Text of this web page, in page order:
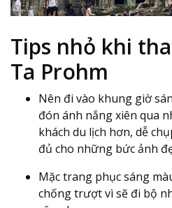
Tips nhỏ khi
Ta Prohm
Nên đi vào khung giờ
đón ánh nắng xiên qua
khách du lịch hơn, dễ
đủ cho những bức ảnh
Mặc trang phục sáng
chống trượt vì sẽ đi bộ